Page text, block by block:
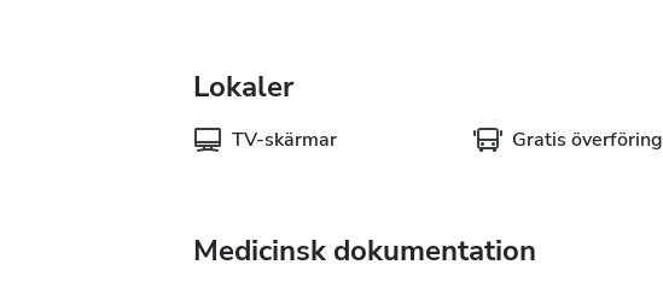
Lokaler
TV-skärmar Gratis överföring
Medicinsk dokumentation